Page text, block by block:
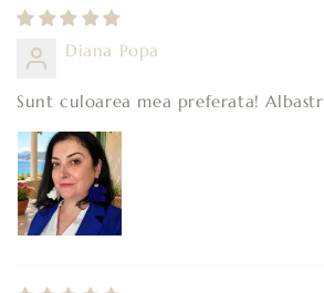
Diana Popa
Sunt culoarea mea preferata!